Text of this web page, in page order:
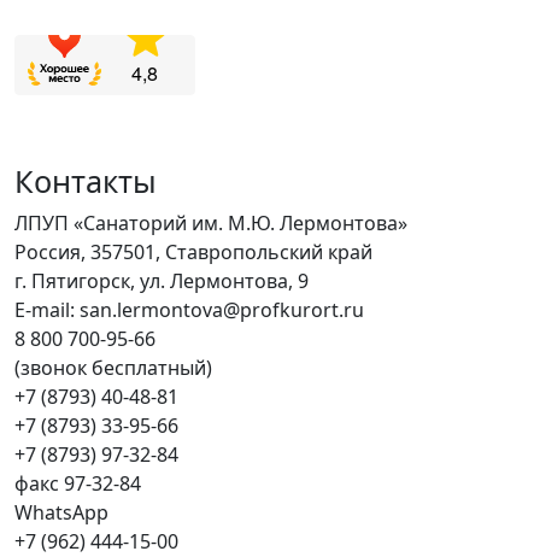
Контакты
ЛПУП «Санаторий им. М.Ю. Лермонтова»
Россия, 357501, Ставропольский край
г. Пятигорск, ул. Лермонтова, 9
E-mail: san.lermontova@profkurort.ru
8 800 700-95-66
(звонок бесплатный)
+7 (8793) 40-48-81
+7 (8793) 33-95-66
+7 (8793) 97-32-84
факс 97-32-84
WhatsApp
+7 (962) 444-15-00